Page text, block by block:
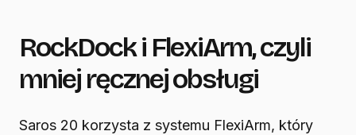
RockDock i FlexiArm, czyli
mniej ręcznej obsługi
Saros 20 korzysta z systemu FlexiArm, który